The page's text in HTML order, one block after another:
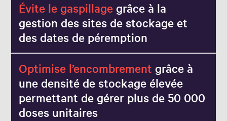
Évite le gaspillage grâce à la
gestion des sites de stockage et
des dates de péremption
Optimise l’encombrement grâce à
une densité de stockage élevée
permettant de gérer plus de 50 000
doses unitaires